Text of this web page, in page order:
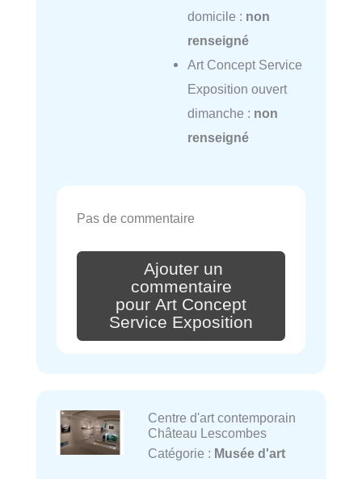
domicile : non
renseigné
Art Concept Service
Exposition ouvert
dimanche : non
renseigné
Pas de commentaire
Ajouter un
commentaire
pour Art Concept
Service Exposition
Centre d'art contemporain
Château Lescombes
Catégorie : Musée d'art